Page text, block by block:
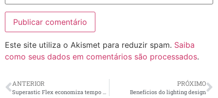
Este site utiliza o Akismet para reduzir spam. Saiba
como seus dados em comentários são processados.
ANTERIOR
Superastic Flex economiza tempo e recursos na instalação
PRÓXIMO
Benefícios do lighting design